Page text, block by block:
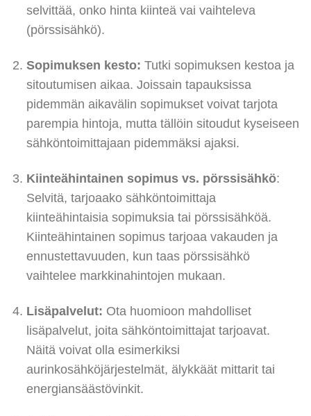
selvittää, onko hinta kiinteä vai vaihteleva
(pörssisähkö).
Sopimuksen kesto: Tutki sopimuksen kestoa ja
sitoutumisen aikaa. Joissain tapauksissa
pidemmän aikavälin sopimukset voivat tarjota
parempia hintoja, mutta tällöin sitoudut kyseiseen
sähköntoimittajaan pidemmäksi ajaksi.
Kiinteähintainen sopimus vs. pörssisähkö:
Selvitä, tarjoaako sähköntoimittaja
kiinteähintaisia sopimuksia tai pörssisähköä.
Kiinteähintainen sopimus tarjoaa vakauden ja
ennustettavuuden, kun taas pörssisähkö
vaihtelee markkinahintojen mukaan.
Lisäpalvelut: Ota huomioon mahdolliset
lisäpalvelut, joita sähköntoimittajat tarjoavat.
Näitä voivat olla esimerkiksi
aurinkosähköjärjestelmät, älykkäät mittarit tai
energiansäästövinkit.